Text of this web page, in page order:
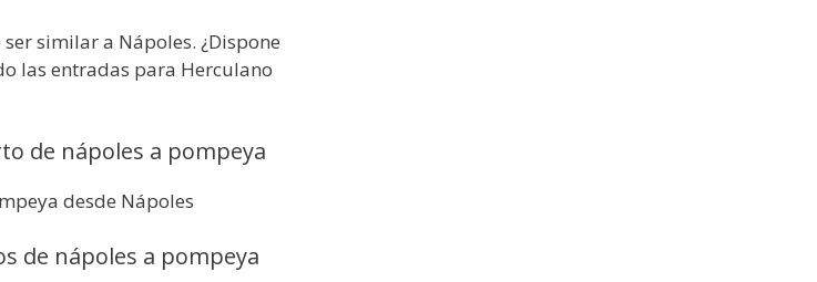
similar a Nápoles. ¿Dispone
las entradas para Herculano
de nápoles a pompeya
desde Nápoles
de nápoles a pompeya